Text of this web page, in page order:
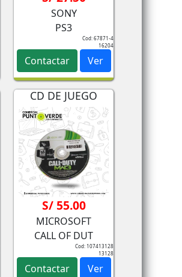
SONY
PS3
Cod: 67871-4
16204
Contactar Ver
CD DE JUEGO
S/ 55.00
MICROSOFT
CALL OF DUT
Cod: 107413128
13128
Contactar Ver